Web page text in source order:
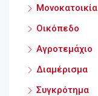
Μονοκατοικία
Οικόπεδο
Αγροτεμάχιο
Διαμέρισμα
Συγκρότημα